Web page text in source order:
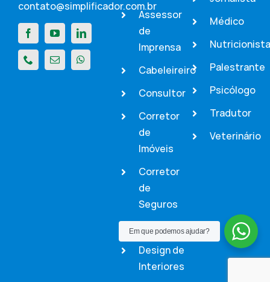
contato@simplificador.com.br
Assessor
de
Imprensa
Cabeleireiro
Consultor
Corretor
de
Imóveis
Corretor
de
Seguros
Dentista
Design de
Interiores
Médico
Nutricionista
Palestrante
Psicólogo
Tradutor
Veterinário
Em que podemos ajudar?